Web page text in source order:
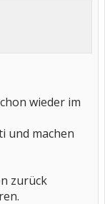
wieder im
und machen
zurück